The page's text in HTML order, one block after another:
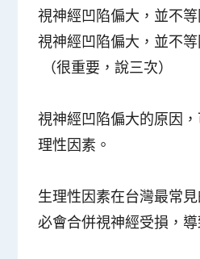
視神經凹陷偏大，並不等
視神經凹陷偏大，並不等
（很重要，說三次）
視神經凹陷偏大的原因
理性因素。
生理性因素在台灣最常
必會合併視神經受損，導